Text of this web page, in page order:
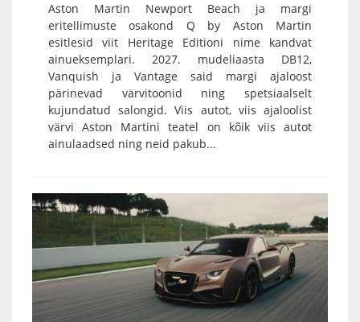
Aston Martin Newport Beach ja margi
eritellimuste osakond Q by Aston Martin
esitlesid viit Heritage Editioni nime kandvat
ainueksemplari. 2027. mudeliaasta DB12,
Vanquish ja Vantage said margi ajaloost
pärinevad värvitoonid ning spetsiaalselt
kujundatud salongid. Viis autot, viis ajaloolist
värvi Aston Martini teatel on kõik viis autot
ainulaadsed ning neid pakub...